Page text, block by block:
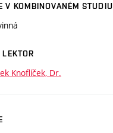
V KOMBINOVANÉM STUDIU
Knoflíček, Dr.